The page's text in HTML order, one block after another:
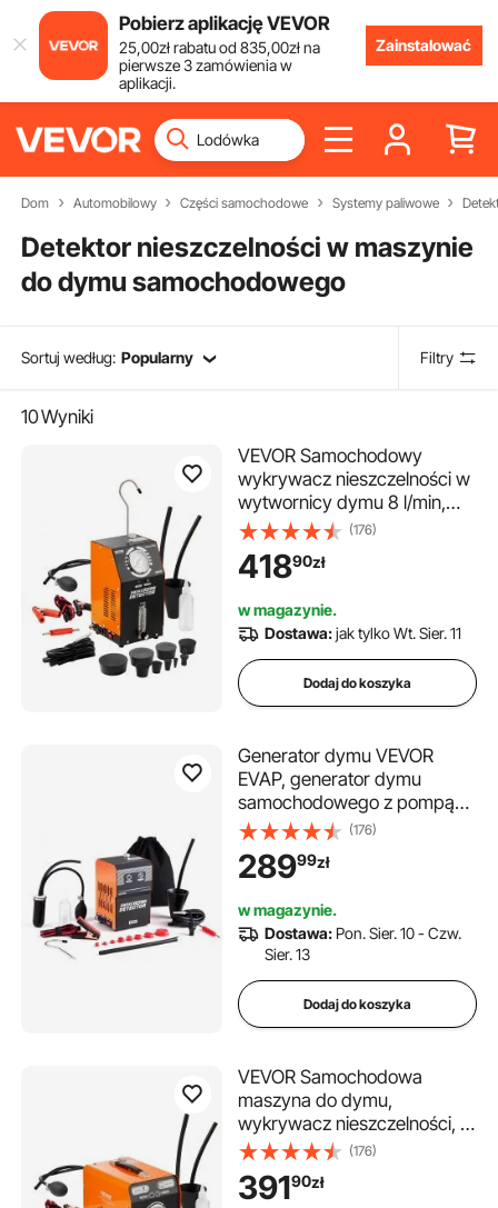
Pobierz aplikację VEVOR
25,00złrabatu od835,00złna
pierwsze 3 zamówienia w
aplikacji.
Zainstalować
Dom Automobilowy Części samochodowe Systemy paliwowe
Detektor nieszczelności w maszynie
do dymu samochodowego
Sortuj według: Popularny Filtry
10Wyniki
VEVOR Samochodowy
wykrywacz nieszczelności w
wytwornicy dymu 8 l/min,
tryb powietrza i tryb dymu w
wytwornicy dymu, dwa
modele, wykrywacz
manometrem i pompami
powietrza, wykrywacz
nieszczelności w
wytwornicach dymu
(176)
41890zł
w magazynie.
Dostawa:jak tylko Wt. Sier. 11
Dodaj do koszyka
Generator dymu VEVOR
EVAP, generator dymu
samochodowego z pompą
powietrza i podwójnym
trybem przepływu powietrza,
wykrywacz nieszczelności w
ciężarówkach, narzędzie
diagnostyczne do
wykrywania nieszczelności,
1,3–1,6 bara, generator
dymu, narzędzie do
testowania szczelności
(176)
28999zł
w magazynie.
Dostawa: Pon. Sier. 10 - Czw.
Sier. 13
Dodaj do koszyka
VEVOR Samochodowa
maszyna do dymu,
wykrywacz nieszczelności, 8
l/min, tryb powietrza i dymu
w samochodzie, dwa
modele, wykrywacz
(176)
39190zł